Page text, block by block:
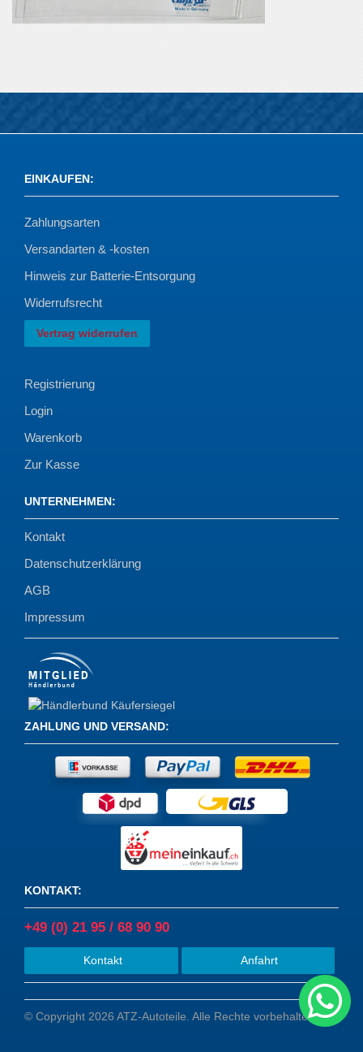
EINKAUFEN:
Zahlungsarten
Versandarten & -kosten
Hinweis zur Batterie-Entsorgung
Widerrufsrecht
Vertrag widerrufen
Registrierung
Login
Warenkorb
Zur Kasse
UNTERNEHMEN:
Kontakt
Datenschutzerklärung
AGB
Impressum
ZAHLUNG UND VERSAND:
KONTAKT:
+49 (0) 21 95 / 68 90 90
Kontakt Anfahrt
© Copyright 2026 ATZ-Autoteile. Alle Rechte vorbehalten.